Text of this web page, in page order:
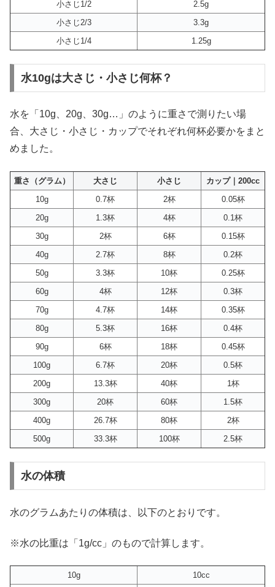
小さじ1/2
2.5g
小さじ2/3
3.3g
小さじ1/4
1.25g
水10gは大さじ・小さじ何杯？
水を「10g、20g、30g…」のように重さで測りたい場
合、大さじ・小さじ・カップでそれぞれ何杯必要かをまと
めました。
重さ（グラム） 大さじ 小さじ
カップ｜200cc
10g
0.7杯 2杯
0.05杯
20g
1.3杯 4杯
0.1杯
30g
2杯 6杯
0.15杯
40g
2.7杯 8杯
0.2杯
50g
3.3杯 10杯
0.25杯
60g
4杯 12杯
0.3杯
70g
4.7杯 14杯
0.35杯
80g
5.3杯 16杯
0.4杯
90g
6杯 18杯
0.45杯
100g
6.7杯 20杯
0.5杯
200g
13.3杯 40杯
1杯
300g
20杯 60杯
1.5杯
400g
26.7杯 80杯
2杯
500g
33.3杯 100杯 2.5杯
水の体積
水のグラムあたりの体積は、以下のとおりです。
※水の比重は「1g/cc」のもので計算します。
10g 10cc